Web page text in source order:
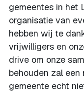
gemeentes in het
organisatie van
hebben wij te
vrijwilligers en
drive om onze
behouden zal
gemeente echt